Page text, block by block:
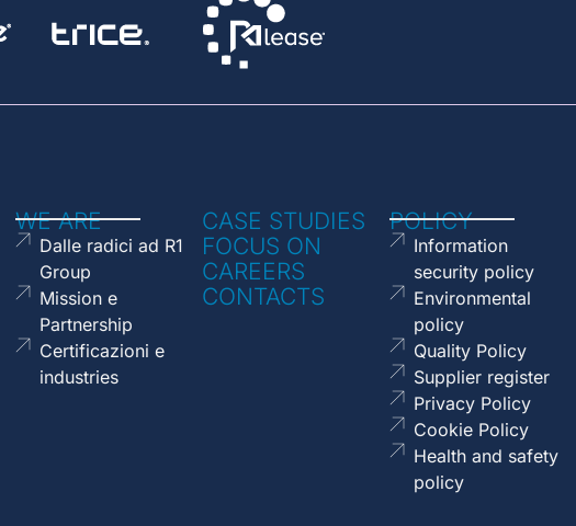
WE ARE
Dalle radici ad R1
Group
Mission e
Partnership
Certificazioni e
industries
CASE STUDIES
FOCUS ON
CAREERS
CONTACTS
POLICY
Information
security policy
Environmental
policy
Quality Policy
Supplier register
Privacy Policy
Cookie Policy
Health and safety
policy